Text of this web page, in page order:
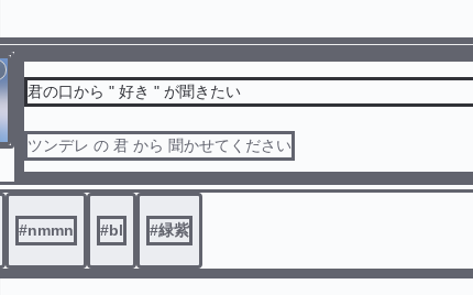
君の口から " 好き " が聞きたい
ツンデレ の 君 から 聞かせてください
#nmmn #bl #緑紫